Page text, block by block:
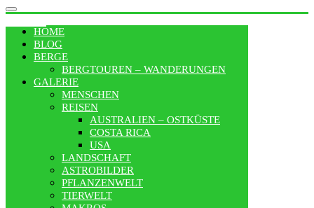
HOME
BLOG
BERGE
BERGTOUREN – WANDERUNGEN
GALERIE
MENSCHEN
REISEN
AUSTRALIEN – OSTKÜSTE
COSTA RICA
USA
LANDSCHAFT
ASTROBILDER
PFLANZENWELT
TIERWELT